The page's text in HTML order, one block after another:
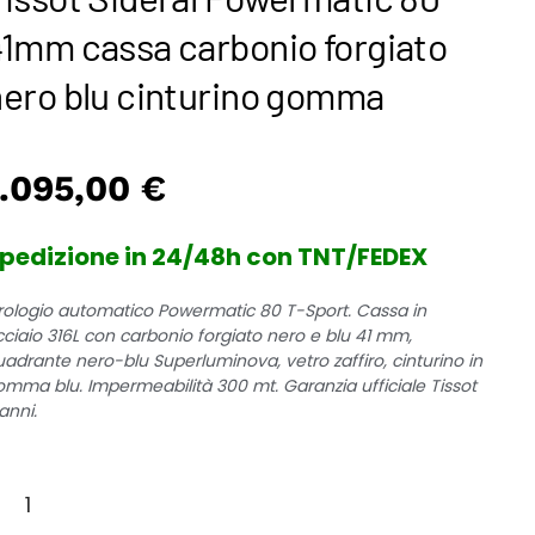
cassa carbonio forgiato
blu cinturino gomma
€
in 24/48h con TNT/FEDEX
automatico Powermatic 80 T-Sport. Cassa in
316L con carbonio forgiato nero e blu 41 mm,
nero-blu Superluminova, vetro zaffiro, cinturino in
blu. Impermeabilità 300 mt. Garanzia ufficiale Tissot